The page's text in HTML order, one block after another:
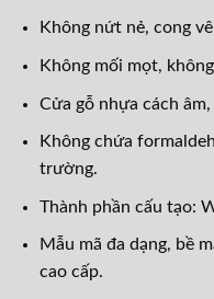
Không nứt nẻ, cong
Không mối mọt,
Cửa gỗ nhựa cách
Không chứa
trường.
Thành phần cấu tạo:
Mẫu mã đa dạng, bề
cao cấp.